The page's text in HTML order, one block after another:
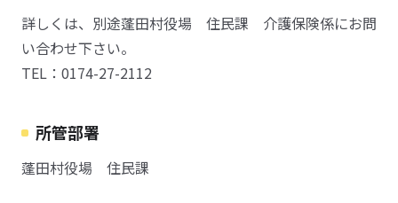
詳しくは、別途蓬田村役場 住民課 介護保険係にお問
い合わせ下さい。
TEL：0174-27-2112
所管部署
蓬田村役場 住民課